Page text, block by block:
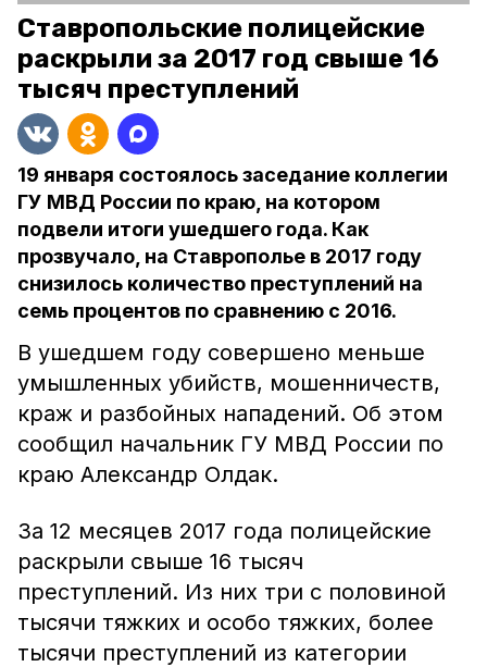
Ставропольские полицейские
раскрыли за 2017 год свыше 16
тысяч преступлений
19 января состоялось заседание коллегии
ГУ МВД России по краю, на котором
подвели итоги ушедшего года. Как
прозвучало, на Ставрополье в 2017 году
снизилось количество преступлений на
семь процентов по сравнению с 2016.
В ушедшем году совершено меньше
умышленных убийств, мошенничеств,
краж и разбойных нападений. Об этом
сообщил начальник ГУ МВД России по
краю Александр Олдак.
За 12 месяцев 2017 года полицейские
раскрыли свыше 16 тысяч
преступлений. Из них три с половиной
тысячи тяжких и особо тяжких, более
тысячи преступлений из категории